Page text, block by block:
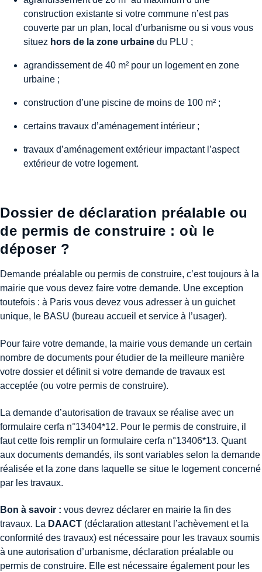
construction existante si votre commune n’est pas
couverte par un plan, local d’urbanisme ou si vous vous
situez hors de la zone urbaine du PLU ;
agrandissement de 40 m² pour un logement en zone
urbaine ;
construction d’une piscine de moins de 100 m² ;
certains travaux d’aménagement intérieur ;
travaux d’aménagement extérieur impactant l’aspect
extérieur de votre logement.
Dossier de déclaration préalable ou
de permis de construire : où le
déposer ?
Demande préalable ou permis de construire, c’est toujours à la
mairie que vous devez faire votre demande. Une exception
toutefois : à Paris vous devez vous adresser à un guichet
unique, le BASU (bureau accueil et service à l’usager).
Pour faire votre demande, la mairie vous demande un certain
nombre de documents pour étudier de la meilleure manière
votre dossier et définit si votre demande de travaux est
acceptée (ou votre permis de construire).
La demande d’autorisation de travaux se réalise avec un
formulaire cerfa n°13404*12. Pour le permis de construire, il
faut cette fois remplir un formulaire cerfa n°13406*13. Quant
aux documents demandés, ils sont variables selon la demande
réalisée et la zone dans laquelle se situe le logement concerné
par les travaux.
Bon à savoir : vous devrez déclarer en mairie la fin des
travaux. La DAACT (déclaration attestant l’achèvement et la
conformité des travaux) est nécessaire pour les travaux soumis
à une autorisation d’urbanisme, déclaration préalable ou
permis de construire. Elle est nécessaire également pour les